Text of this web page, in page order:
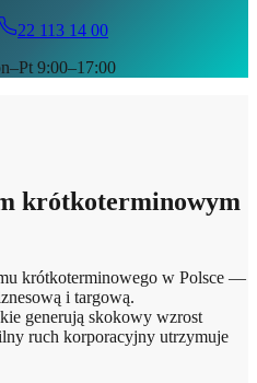
22 113 14 00
9:00–17:00
krótkoterminowym
krótkoterminowego w Polsce —
i targową.
generują skokowy wzrost
ruch korporacyjny utrzymuje